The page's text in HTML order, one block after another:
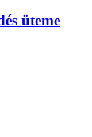
üteme